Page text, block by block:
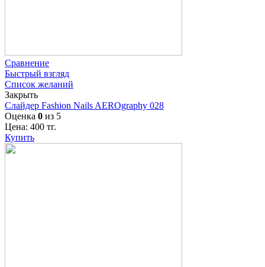
Сравнение
Быстрый взгляд
Список желаний
Закрыть
Слайдер Fashion Nails AEROgraphy 028
Оценка 0 из 5
Цена: 400 тг.
Купить